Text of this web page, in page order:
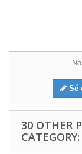
Sé
30 OTHER
CATEGORY: